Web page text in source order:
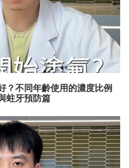
？不同年齡使用的濃度比例
蛀牙預防篇